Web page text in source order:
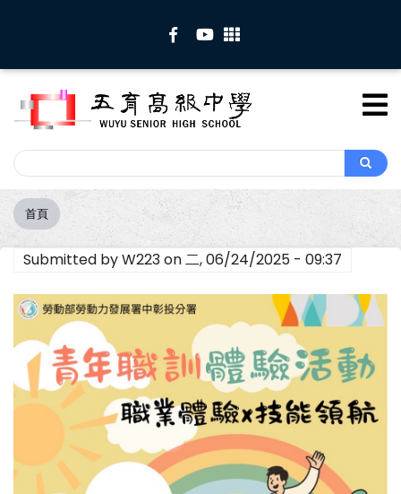
內
Search
Search
導
航
連
首頁
Submitted byW223on二, 06/24/2025 - 09:37